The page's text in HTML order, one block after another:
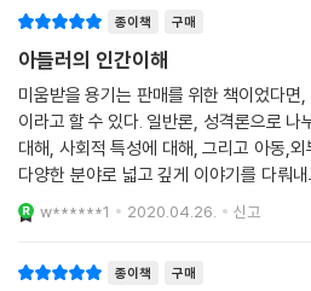
종이책 구매
아들러의 인간이해
미움받을 용기는 판매를 위한 책이었다면
이라고 할 수 있다. 일반론, 성격론으로 나
대해, 사회적 특성에 대해, 그리고 아동,
다양한 분야로 넓고 깊게 이야기를 다뤄
공간이 거의 없다. 깊게 더 아들러에 빠져
w******1 2020.04.26. 신고
종이책 구매